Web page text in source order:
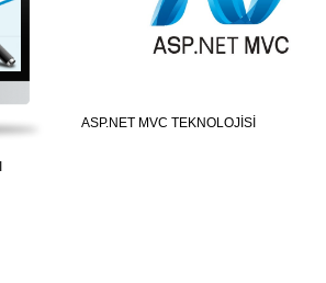
ASP.NET MVC TEKNOLOJISI